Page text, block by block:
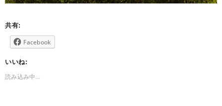
共有:
Facebook
いいね:
読み込み中...